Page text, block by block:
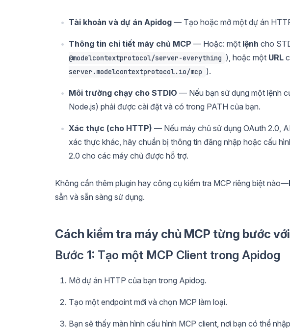
Tài khoản và dự án Apidog — Tạo hoặc mở một dự án
Thông tin chi tiết máy chủ MCP — Hoặc: một lệnh cho
@modelcontextprotocol/server-everything ), hoặc một URL
server.modelcontextprotocol.io/mcp ).
Môi trường chạy cho STDIO — Nếu bạn sử dụng một lệnh
Node.js) phải được cài đặt và có trong PATH của bạn.
Xác thực (cho HTTP) — Nếu máy chủ sử dụng OAuth 2.0,
xác thực khác, hãy chuẩn bị thông tin đăng nhập hoặc cấu
2.0 cho các máy chủ được hỗ trợ.
Không cần thêm plugin hay công cụ kiểm tra MCP riêng biệt nào—
sẵn và sẵn sàng sử dụng.
Cách kiểm tra máy chủ MCP từng bước
Bước 1: Tạo một MCP Client trong Apidog
Mở dự án HTTP của bạn trong Apidog.
Tạo một endpoint mới và chọn MCP làm loại.
Bạn sẽ thấy màn hình cấu hình MCP client, nơi bạn có thể